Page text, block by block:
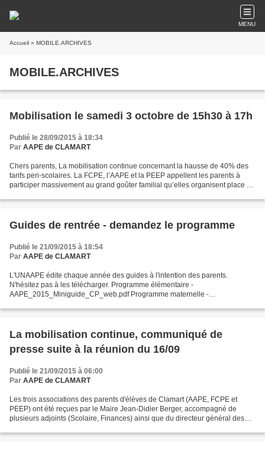
MENU
Accueil » MOBILE.ARCHIVES
MOBILE.ARCHIVES
Mobilisation le samedi 3 octobre de 15h30 à 17h
Publié le 28/09/2015 à 18:34
Par AAPE de CLAMART
Chers parents, La mobilisation continue concernant la hausse de 40% des
tarifs peri-scolaires. La FCPE, l’AAPE et la PEEP appellent les parents à
participer massivement au grand goûter familial qu’elles organisent place de
Guides de rentrée - demandez le programme
Publié le 21/09/2015 à 18:54
Par AAPE de CLAMART
L'UNAAPE édite chaque année des guides à l'intention des parents.
N'hésitez pas à les télécharger. Programme élémentaire -
AAPE_2015_Miniguide_CP_web.pdf Programme maternelle -
AAPE_2015_Miniguide_college_web.pdf Programme...
La mobilisation continue, communiqué de
presse suite à la réunion du 16/09
Publié le 21/09/2015 à 06:00
Par AAPE de CLAMART
Les trois associations des parents d'élèves de Clamart (AAPE, FCPE et
PEEP) ont été reçues par le Maire Jean-Didier Berger, accompagné de
plusieurs adjoints (Scolaire, Finances) ainsi que du directeur général des